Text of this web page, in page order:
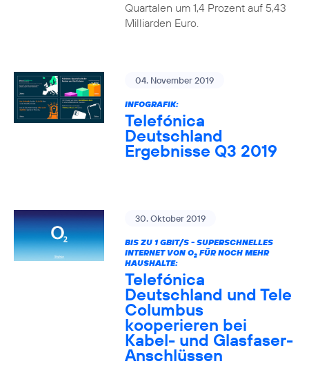
Quartalen um 1,4 Prozent auf 5,43
Milliarden Euro.
04. November 2019
INFOGRAFIK:
Telefónica
Deutschland
Ergebnisse Q3 2019
30. Oktober 2019
BIS ZU 1 GBIT/S - SUPERSCHNELLES
INTERNET VON O2FÜR NOCH MEHR
HAUSHALTE:
Telefónica
Deutschland und Tele
Columbus
kooperieren bei
Kabel- und Glasfaser-
Anschlüssen